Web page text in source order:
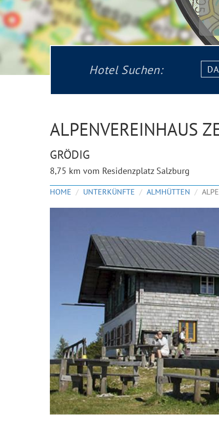
Hotel Suchen:
von:
ALPENVEREINHAUS
GRÖDIG
8,75 km vom Residenzplatz Salzburg
HOME UNTERKÜNFTE ALMHÜTTEN